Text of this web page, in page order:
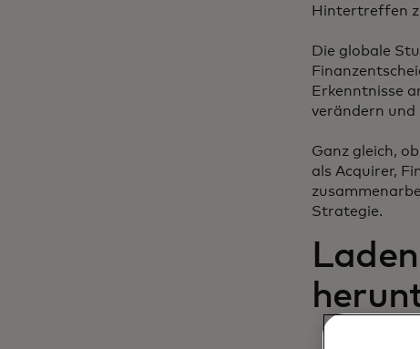
Hintertreffen
Die globale
Erkenntnisse
verändern und
Ganz gleich,
als Acquirer,
Strategie.